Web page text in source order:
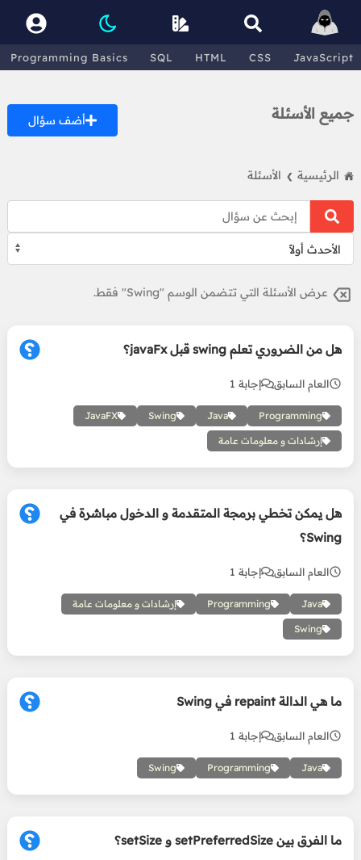
Programming Basics SQL HTML CSS JavaScript
جميع الأسئلة أضف سؤال
الرئيسية ❯ الأسئلة
عرض الأسئلة التي تتضمن الوسم "Swing" فقط.
هل من الضروري تعلم swing قبل javaFx؟
العام السابق إجابة 1
Programming
Java
Swing
JavaFX
إرشادات و معلومات عامة
هل يمكن تخطي برمجة المتقدمة و الدخول مباشرة في
Swing؟
العام السابق إجابة 1
Java
Programming إرشادات و معلومات عامة
Swing
ما هي الدالة repaint في Swing
العام السابق إجابة 1
Java
Programming
Swing
ما الفرق بين setPreferredSize و setSize؟